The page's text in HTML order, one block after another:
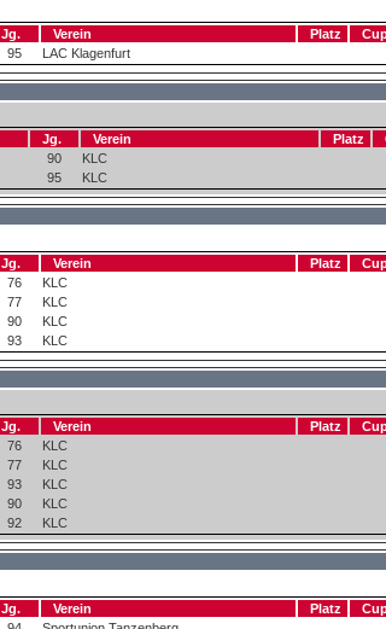
Jg. Verein Platz
95 LAC Klagenfurt
Jg. Verein Platz
90
KLC
95 KLC
Jg. Verein Platz
76
KLC
77
KLC
90
KLC
93 KLC
Jg. Verein Platz
76
KLC
77
KLC
93
KLC
90
KLC
92 KLC
Jg. Verein Platz